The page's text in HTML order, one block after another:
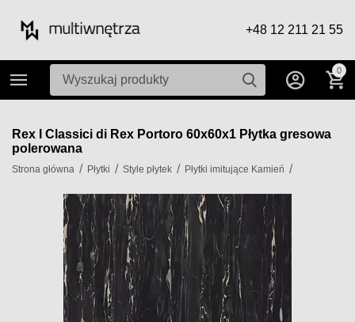
+48 12 211 21 55
0
Rex I Classici di Rex Portoro 60x60x1 Płytka gresowa
polerowana
Strona główna / Płytki / Style płytek / Płytki imitujące Kamień /